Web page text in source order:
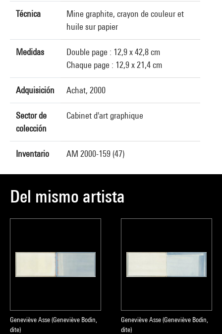
Técnica
Mine graphite, crayon de couleur et
huile sur papier
Medidas
Double page : 12,9 x 42,8 cm
Chaque page : 12,9 x 21,4 cm
Adquisición Achat, 2000
Sector de
colección
Cabinet d'art graphique
Inventario AM 2000-159 (47)
Del mismo artista
Geneviève Asse (Geneviève Bodin,
dite)
Geneviève Asse (Geneviève Bodin,
dite)